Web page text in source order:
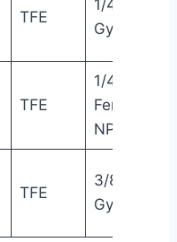
TFE
1/4″
Gyrolok®
TFE
1/4″
Female
NPT
TFE
3/8″
Gyrolok®